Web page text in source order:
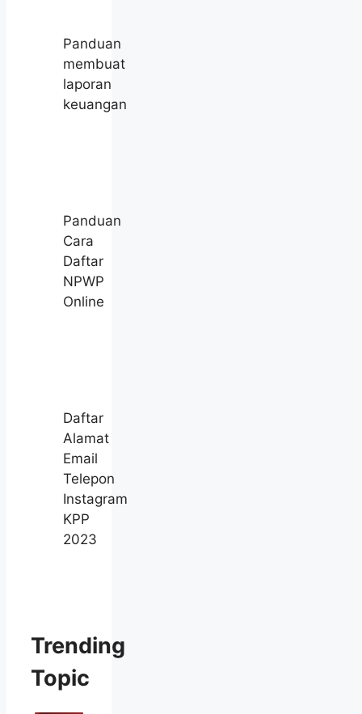
Panduan
membuat
laporan
keuangan
Panduan
Cara
Daftar
NPWP
Online
Daftar
Alamat
Email
Telepon
Instagram
KPP
2023
Trending
Topic